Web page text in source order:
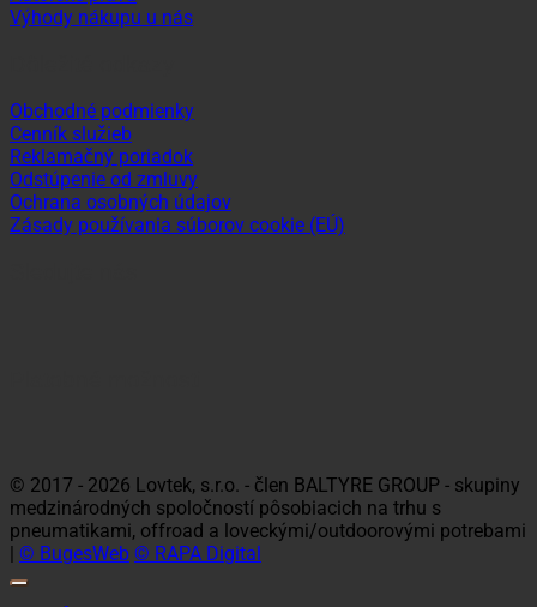
Výhody nákupu u nás
Obchodné podmienky
Cenník služieb
Reklamačný poriadok
Odstúpenie od zmluvy
Ochrana osobných údajov
Zásady používania súborov cookie (EÚ)
© 2017 - 2026 Lovtek, s.r.o. - člen BALTYRE GROUP - skupiny
medzinárodných spoločností pôsobiacich na trhu s
pneumatikami, offroad a loveckými/outdoorovými potrebami
© BugesWeb © RAPA Digital